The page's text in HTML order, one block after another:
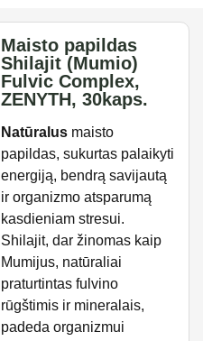
Maisto papildas
Shilajit (Mumio)
Fulvic Complex,
ZENYTH, 30kaps.
Natūralus maisto
papildas, sukurtas palaikyti
energiją, bendrą savijautą
ir organizmo atsparumą
kasdieniam stresui.
Shilajit, dar žinomas kaip
Mumijus, natūraliai
praturtintas fulvino
rūgštimis ir mineralais,
padeda organizmui